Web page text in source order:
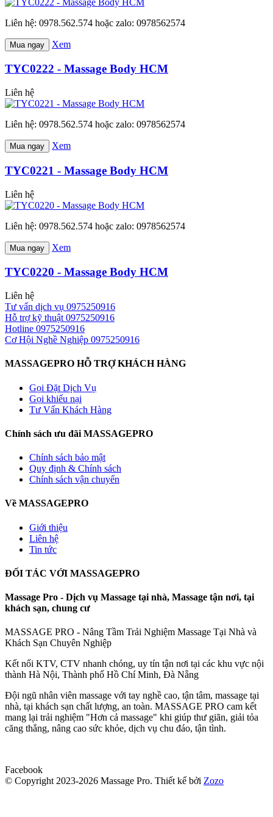
Liên hệ: 0978.562.574 hoặc zalo: 0978562574
Mua ngay Xem
TYC0222 - Massage Body HCM
Liên hệ
Liên hệ: 0978.562.574 hoặc zalo: 0978562574
Mua ngay Xem
TYC0221 - Massage Body HCM
Liên hệ
Liên hệ: 0978.562.574 hoặc zalo: 0978562574
Mua ngay Xem
TYC0220 - Massage Body HCM
Liên hệ
Tư vấn dịch vụ 0975250916
Hỗ trợ kỹ thuật 0975250916
Hotline 0975250916
Cơ Hội Nghề Nghiệp 0975250916
MASSAGEPRO HỖ TRỢ KHÁCH HÀNG
Gọi Đặt Dịch Vụ
Gọi khiếu nại
Tư Vấn Khách Hàng
Chính sách ưu đãi MASSAGEPRO
Chính sách bảo mật
Quy định & Chính sách
Chính sách vận chuyển
Về MASSAGEPRO
Giới thiệu
Liên hệ
Tin tức
ĐỐI TÁC VỚI MASSAGEPRO
Massage Pro - Dịch vụ Massage tại nhà, Massage tận nơi, tại
khách sạn, chung cư
MASSAGE PRO - Nâng Tầm Trải Nghiệm Massage Tại Nhà và
Khách Sạn Chuyên Nghiệp
Kết nối KTV, CTV nhanh chóng, uy tín tận nơi tại các khu vực nội
thành Hà Nội, Thành phố Hồ Chí Minh, Đà Nẵng
Đội ngũ nhân viên massage với tay nghề cao, tận tâm, massage tại
nhà, tại khách sạn chất lượng, an toàn. MASSAGE PRO cam kết
mang lại trải nghiệm "Hơn cả massage" khi giúp thư giãn, giải tỏa
căng thẳng, nâng cao sức khỏe, dịch vụ chu đáo, tận tình.
Facebook
© Copyright 2023-2026 Massage Pro. Thiết kế bởi Zozo